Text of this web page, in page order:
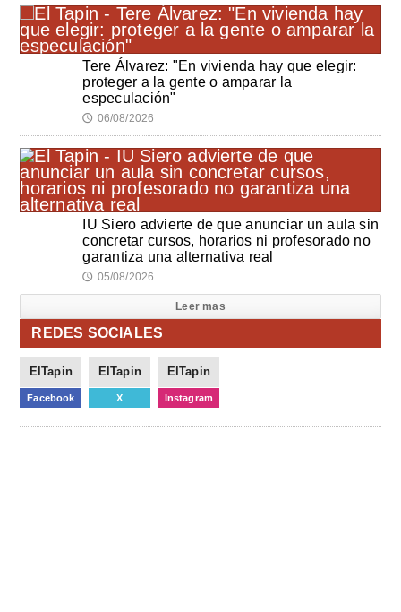
Tere Álvarez: "En vivienda hay que elegir:
proteger a la gente o amparar la
especulación"
🕔 06/08/2026
IU Siero advierte de que anunciar un aula sin
concretar cursos, horarios ni profesorado no
garantiza una alternativa real
🕔 05/08/2026
Leer mas
REDES SOCIALES
ElTapin
Facebook
ElTapin
X
ElTapin
Instagram